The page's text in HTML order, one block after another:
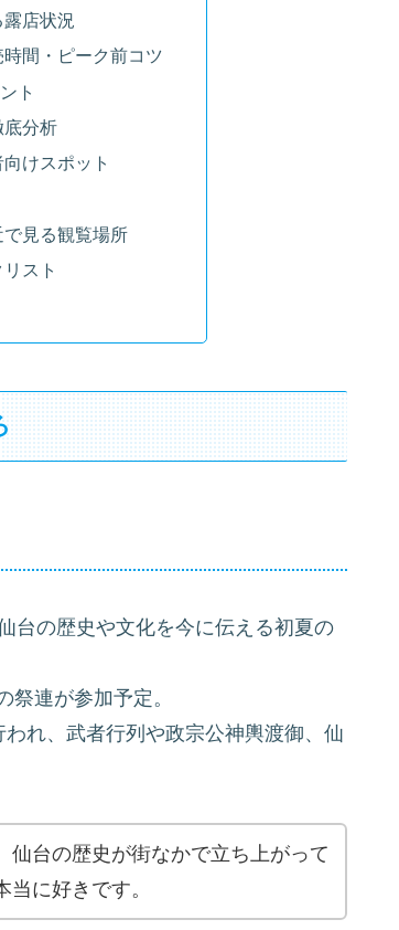
店状況
間・ピーク前コツ
ト
底分析
けスポット
見る観覧場所
スト
台の歴史や文化を今に伝える初夏の
祭連が参加予定。
れ、武者行列や政宗公神輿渡御、仙
台の歴史が街なかで立ち上がって
に好きです。